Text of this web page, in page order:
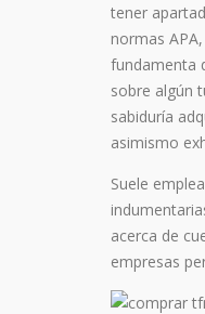
tener
normas
fundamenta
sobre algún
sabiduría
asimismo
Suele
acerca de
empresas